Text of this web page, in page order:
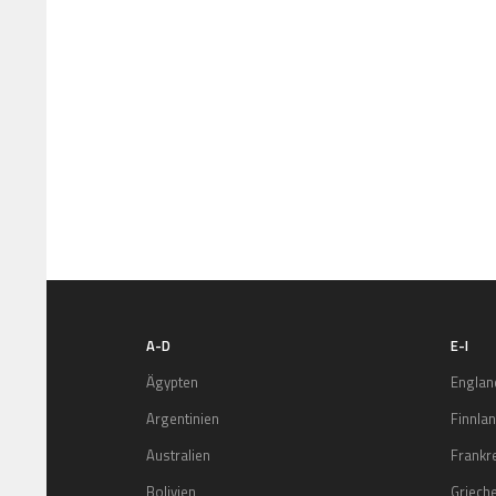
A-D
Ägypten
Argentinien
Australien
Bolivien
E-I